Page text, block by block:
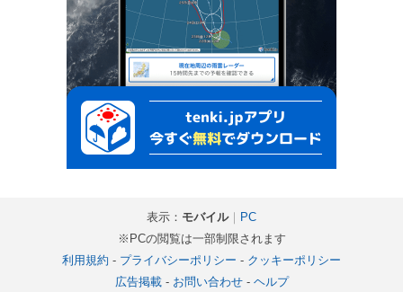
表示： モバイル｜ PC
※PCの閲覧は一部制限されます
利用規約 - プライバシーポリシー - クッキーポリシー
広告掲載- お問い合わせ- ヘルプ